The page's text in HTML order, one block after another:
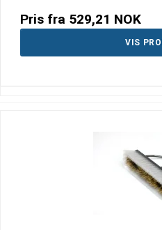
Pris fra 529,21 NOK
VIS